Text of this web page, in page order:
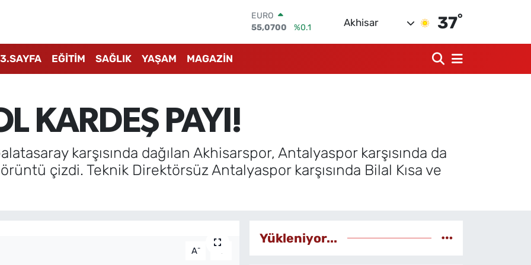
STERLİN
64,2438
%0.21
GRAM ALTIN
13.768
%48
Akhisar 37°
3.SAYFA EĞİTİM SAĞLIK YAŞAM MAGAZİN
KARDEŞ PAYI!
karşısında dağılan Akhisarspor, Antalyaspor karşısında da
çizdi. Teknik Direktörsüz Antalyaspor karşısında Bilal Kısa ve
A- A
Yükleniyor...